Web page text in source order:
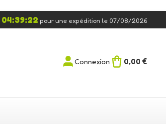
04:39:22 pour une expédition le 07/08/2026
Connexion 0,00 €